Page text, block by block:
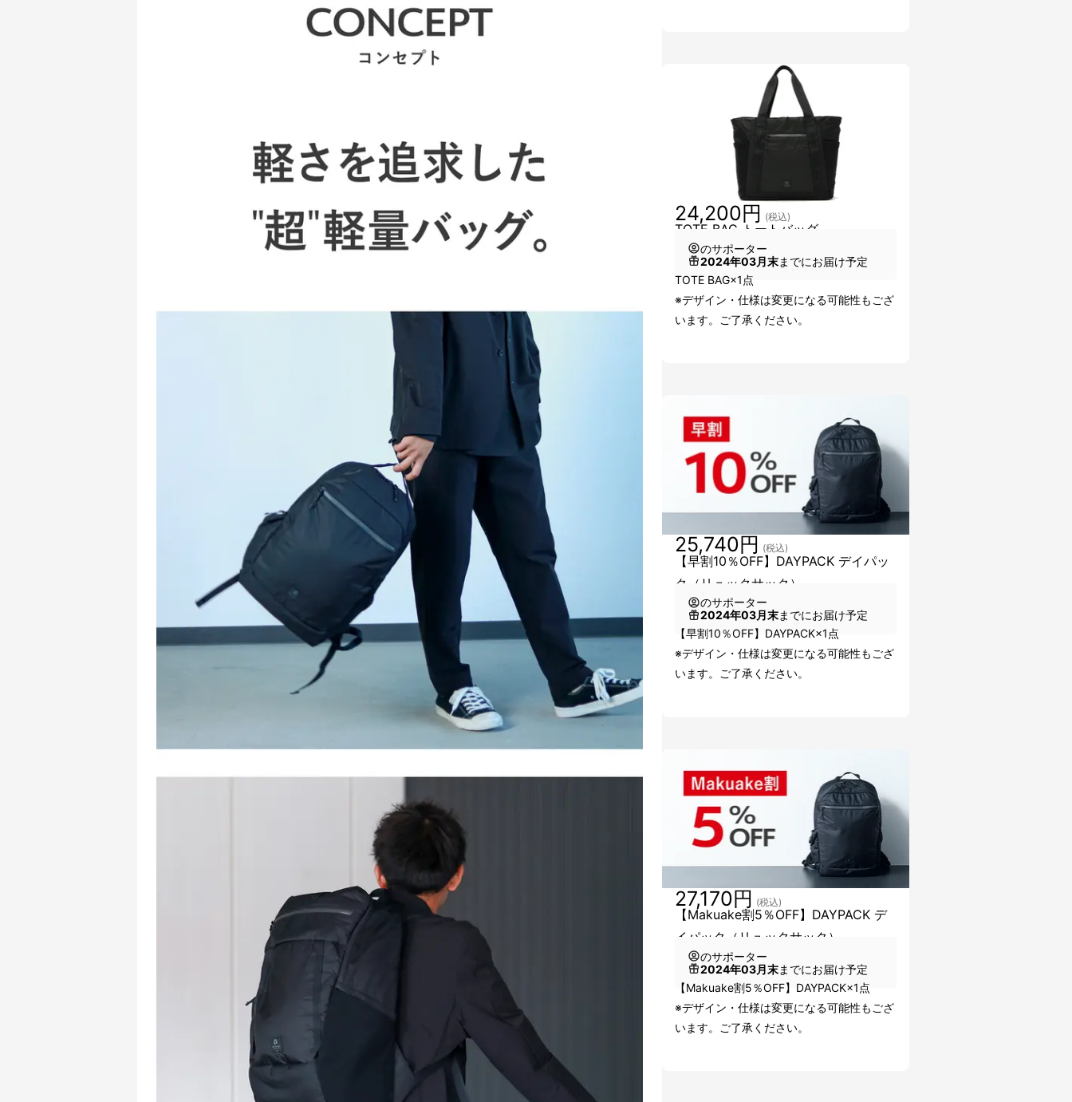
TOTE BAG トートバッグ
24,200円 (税込)
のサポーター
2024年03月末までにお届け予定
TOTE BAG×1点
※デザイン・仕様は変更になる可能性もござ
います。ご了承ください。
【早割10％OFF】DAYPACK デイパッ
ク（リュックサック）
25,740円 (税込)
のサポーター
2024年03月末までにお届け予定
【早割10％OFF】DAYPACK×1点
※デザイン・仕様は変更になる可能性もござ
います。ご了承ください。
【Makuake割5％OFF】DAYPACK デ
イパック（リュックサック）
27,170円 (税込)
のサポーター
2024年03月末までにお届け予定
【Makuake割5％OFF】DAYPACK×1点
※デザイン・仕様は変更になる可能性もござ
います。ご了承ください。